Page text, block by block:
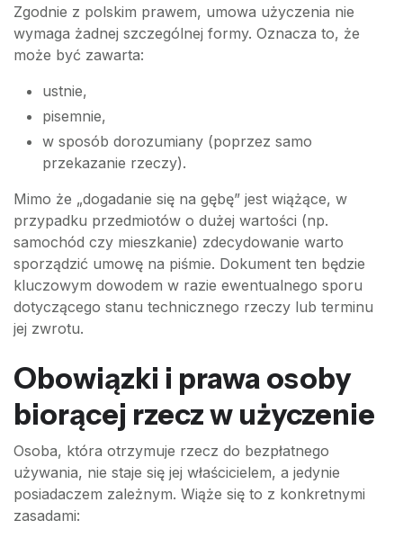
Zgodnie z polskim prawem, umowa użyczenia nie
wymaga żadnej szczególnej formy. Oznacza to, że
może być zawarta:
ustnie,
pisemnie,
w sposób dorozumiany (poprzez samo
przekazanie rzeczy).
Mimo że „dogadanie się na gębę” jest wiążące, w
przypadku przedmiotów o dużej wartości (np.
samochód czy mieszkanie) zdecydowanie warto
sporządzić umowę na piśmie. Dokument ten będzie
kluczowym dowodem w razie ewentualnego sporu
dotyczącego stanu technicznego rzeczy lub terminu
jej zwrotu.
Obowiązki i prawa osoby
biorącej rzecz w użyczenie
Osoba, która otrzymuje rzecz do bezpłatnego
używania, nie staje się jej właścicielem, a jedynie
posiadaczem zależnym. Wiąże się to z konkretnymi
zasadami: